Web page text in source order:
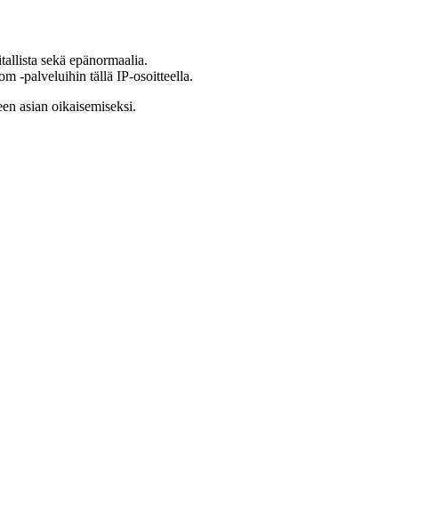
sekä epänormaalia.
-palveluihin tällä IP-osoitteella.
asian oikaisemiseksi.